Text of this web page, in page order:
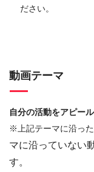
ださい。
動画テーマ
自分の活動をアピール
※上記テーマに沿った
マに沿っていない
す。